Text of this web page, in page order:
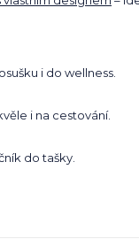
i do wellness.
i na cestování.
do tašky.